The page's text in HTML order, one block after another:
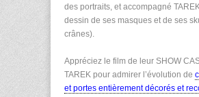
des portraits, et accompagné
dessin de ses masques et de ses
crânes).
Appréciez le film de leur SHOW
TAREK pour admirer l’évolution de
et portes entièrement décorés et